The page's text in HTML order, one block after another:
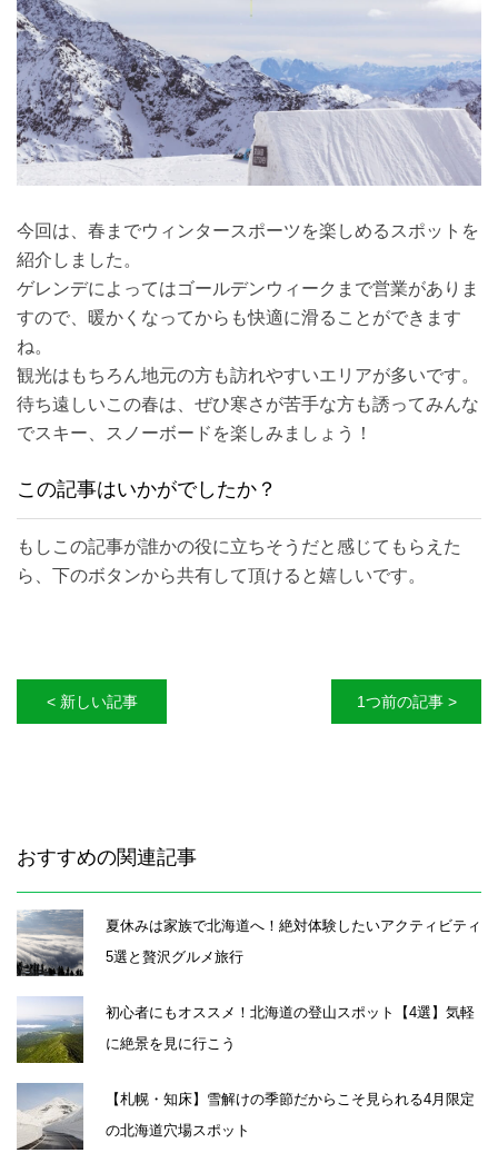
今回は、春までウィンタースポーツを楽しめるスポットを
紹介しました。
ゲレンデによってはゴールデンウィークまで営業がありま
すので、暖かくなってからも快適に滑ることができます
ね。
観光はもちろん地元の方も訪れやすいエリアが多いです。
待ち遠しいこの春は、ぜひ寒さが苦手な方も誘ってみんな
でスキー、スノーボードを楽しみましょう！
この記事はいかがでしたか？
もしこの記事が誰かの役に立ちそうだと感じてもらえた
ら、下のボタンから共有して頂けると嬉しいです。
< 新しい記事 1つ前の記事 >
おすすめの関連記事
夏休みは家族で北海道へ！絶対体験したいアクティビティ
5選と贅沢グルメ旅行
初心者にもオススメ！北海道の登山スポット【4選】気軽
に絶景を見に行こう
【札幌・知床】雪解けの季節だからこそ見られる4月限定
の北海道穴場スポット